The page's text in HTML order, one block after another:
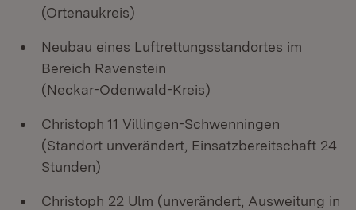
(Ortenaukreis)
Neubau eines Luftrettungsstandortes im
Bereich Ravenstein
(Neckar-Odenwald-Kreis)
Christoph 11 Villingen-Schwenningen
(Standort unverändert, Einsatzbereitschaft 24
Stunden)
Christoph 22 Ulm (unverändert, Ausweitung in